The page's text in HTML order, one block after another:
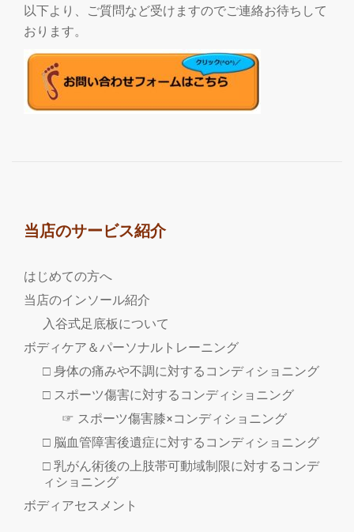
以下より、ご質問など受けますのでご連絡お待ちして
おります。
当店のサービス紹介
はじめての方へ
当店のインソール紹介
入谷式足底板について
ボディケア＆パーソナルトレーニング
□ 身体の痛みや不調に対するコンディショニング
□ スポーツ傷害に対するコンディショニング
☞ スポーツ傷害膝×コンディショニング
□ 脳血管障害後遺症に対するコンディショニング
□ 乳がん術後の上肢帯可動域制限に対するコンデ
ィショニング
ボディアセスメント